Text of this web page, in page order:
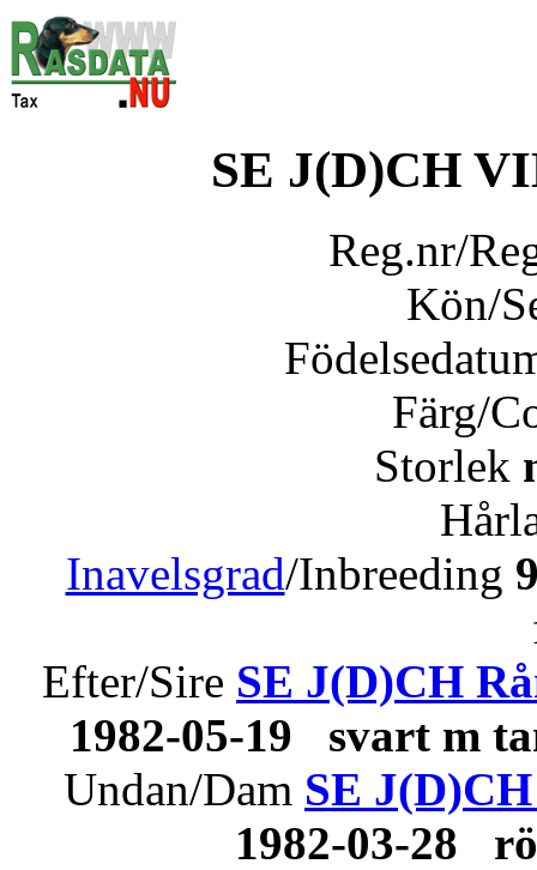
SE J(D)CH
Reg.nr/
Kön/
Färg/
Storlek
Inavelsgrad/Inbreeding
Efter/Sire SE J(D)CH
1982-05-19 svart m
Undan/Dam SE
1982-03-28